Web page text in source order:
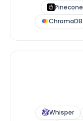
Pinecone
ChromaDB
Whisper